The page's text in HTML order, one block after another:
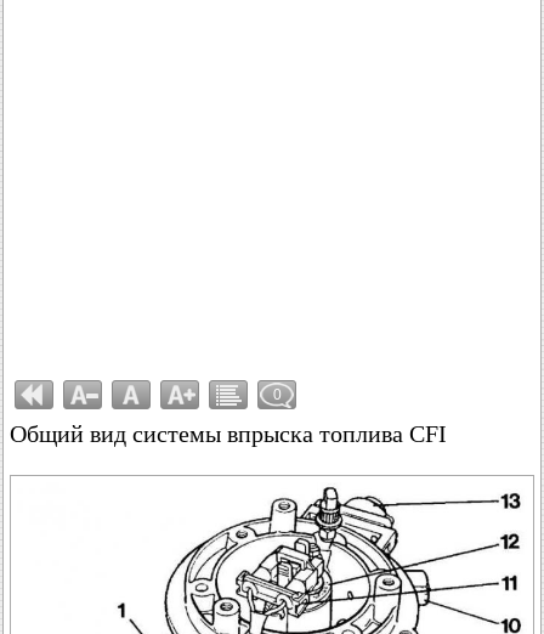
0
Общий вид системы впрыска топлива CFI